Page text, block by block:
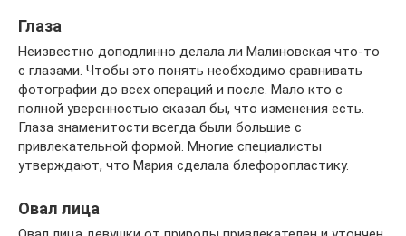
Глаза
Неизвестно доподлинно делала ли Малиновская что-то
с глазами. Чтобы это понять необходимо сравнивать
фотографии до всех операций и после. Мало кто с
полной уверенностью сказал бы, что изменения есть.
Глаза знаменитости всегда были большие с
привлекательной формой. Многие специалисты
утверждают, что Мария сделала блефоропластику.
Овал лица